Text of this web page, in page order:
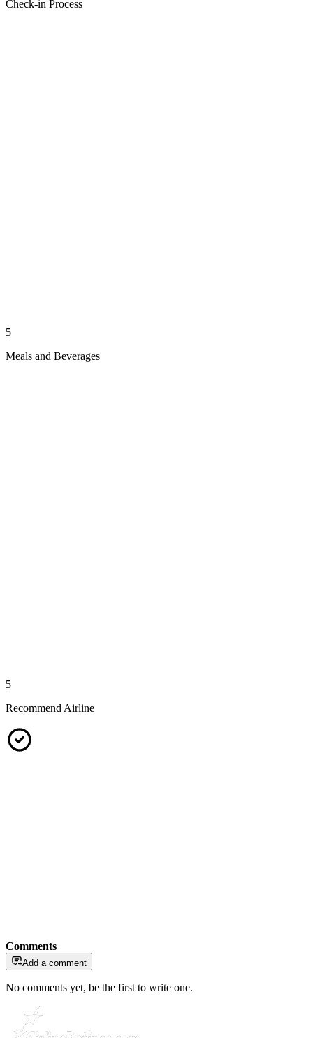
Check-in Process
5
Meals and Beverages
5
Recommend Airline
Comments
Add a comment
No comments yet, be the first to write one.